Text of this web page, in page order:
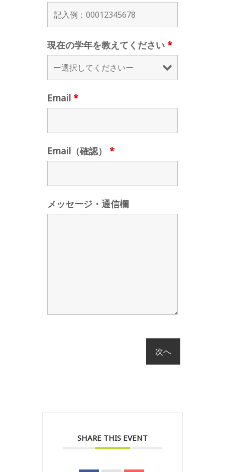
現在の学年を教えてください *
Email *
Email（確認） *
メッセージ・通信欄
SHARE THIS EVENT